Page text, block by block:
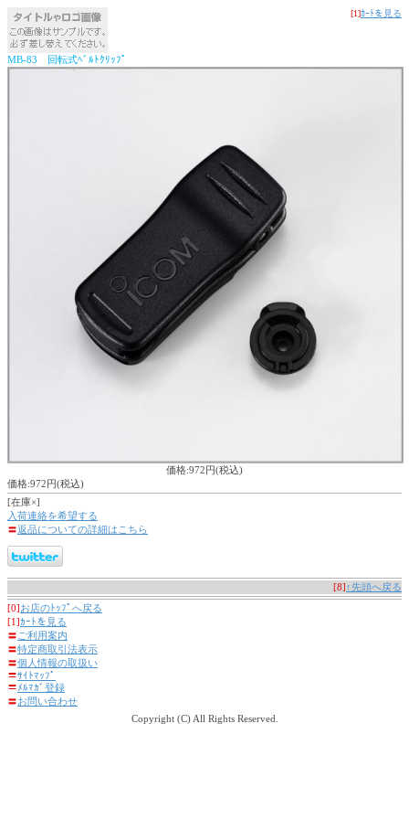
[1]ｶｰﾄを見る
MB-83 回転式ﾍﾞﾙﾄｸﾘｯﾌﾟ
価格:972円(税込)
価格:972円(税込)
[在庫×]
入荷連絡を希望する
〓返品についての詳細はこちら
[8]↑先頭へ戻る
[0]お店のﾄｯﾌﾟへ戻る
[1]ｶｰﾄを見る
〓 ご利用案内
〓特定商取引法表示
〓個人情報の取扱い
〓ｻｲﾄﾏｯﾌﾟ
〓ﾒﾙﾏｶﾞ登録
〓お問い合わせ
Copyright (C) All Rights Reserved.